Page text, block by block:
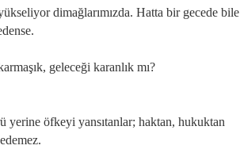
dimağlarımızda. Hatta bir gecede bile
geleceği karanlık mı?
yerine öfkeyi yansıtanlar; haktan, hukuktan